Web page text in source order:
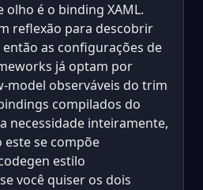
olho é o binding XAML.
reflexão para descobrir
as configurações de
já optam por
model observáveis do trim
compilados do
necessidade inteiramente,
se compõe
estilo
se você quiser os dois